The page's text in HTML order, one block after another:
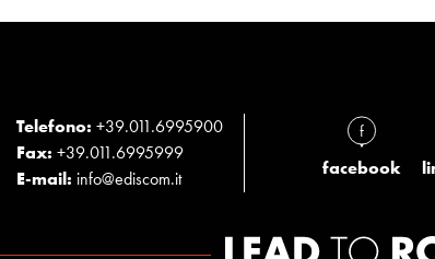
Telefono: +39.011.6995900
Fax: +39.011.6995999
E-mail: info@ediscom.it facebook